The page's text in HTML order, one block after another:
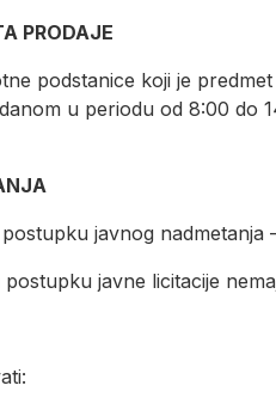
PRODAJE
podstanice koji je
danom u periodu od 8:00
javnog nadmetanja
javne licitacije